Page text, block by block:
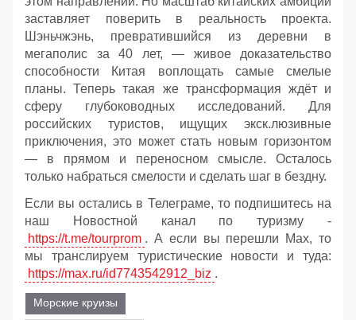
заставляет поверить в реальность проекта.
Шэньчжэнь, превратившийся из деревни в
мегаполис за 40 лет, — живое доказательство
способности Китая воплощать самые смелые
планы. Теперь такая же трансформация ждёт и
сферу глубоководных исследований. Для
российских туристов, ищущих экск.люзивные
приключения, это может стать новым горизонтом
— в прямом и переносном смысле. Осталось
только набраться смелости и сделать шаг в бездну.
Если вы остались в Телеграме, то подпишитесь на
наш Новостной канал по туризму -
https://t.me/tourprom . А если вы перешли Мах, то
мы транслируем туристические новости и туда:
https://max.ru/id7743542912_biz .
Морские круизы